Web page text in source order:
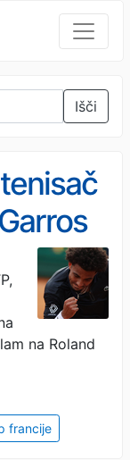
Išči
na Roland
francije